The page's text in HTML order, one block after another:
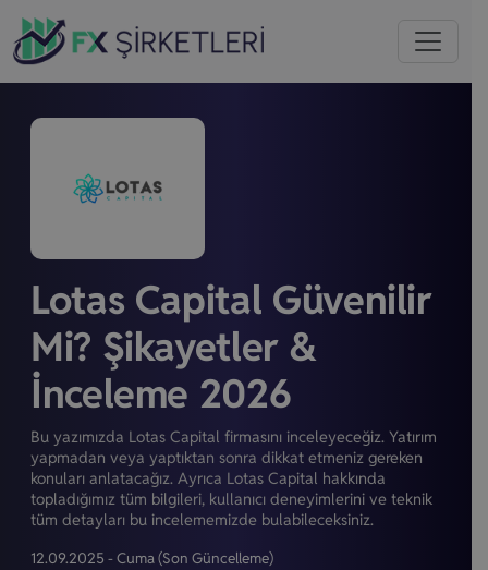
Lotas Capital Güvenilir
Mi? Şikayetler &
İnceleme 2026
Bu yazımızda Lotas Capital firmasını inceleyeceğiz. Yatırım
yapmadan veya yaptıktan sonra dikkat etmeniz gereken
konuları anlatacağız. Ayrıca Lotas Capital hakkında
topladığımız tüm bilgileri, kullanıcı deneyimlerini ve teknik
tüm detayları bu incelememizde bulabileceksiniz.
12.09.2025 - Cuma(Son Güncelleme)